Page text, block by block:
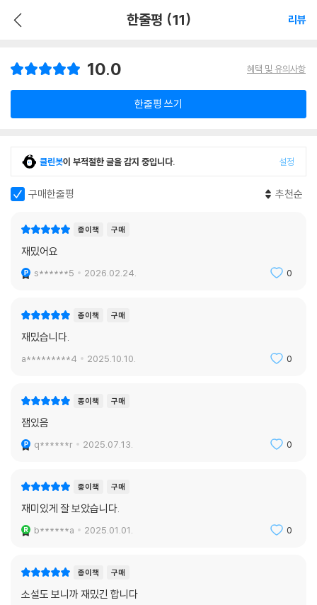
한줄평 (11) 리뷰
10.0 혜택 및 유의사항
한줄평 쓰기
클린봇이 부적절한 글을 감지 중입니다. 설정
구매한줄평 추천순
종이책 구매
재밌어요
s******5 2026.02.24. 0
종이책 구매
재밌습니다.
a*********4 2025.10.10. 0
종이책 구매
잼있음
q******r 2025.07.13. 0
종이책 구매
재미있게 잘 보았습니다.
b******a 2025.01.01. 0
종이책 구매
소설도 보니까 재밌긴 합니다